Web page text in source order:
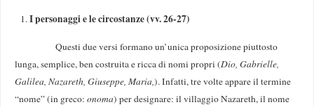
I personaggi e le circostanze (vv. 26-27)
Questi due versi formano un’unica proposizione piuttosto
lunga, semplice, ben costruita e ricca di nomi propri (Dio, Gabrielle,
Galilea, Nazareth, Giuseppe, Maria,). Infatti, tre volte appare il termine
“nome” (in greco:onoma) per designare: il villaggio Nazareth, il nome